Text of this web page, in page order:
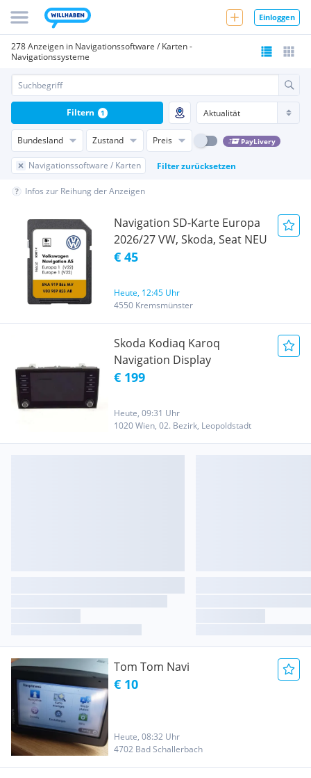
Einloggen
278 Anzeigen in Navigationssoftware / Karten -
Navigationssysteme
Bundesland Zustand Preis PayLivery
Navigationssoftware / Karten Filter zurücksetzen
Filtern 1
Infos zur Reihung der Anzeigen
Navigation SD-Karte Europa
2026/27 VW, Skoda, Seat NEU
€ 45
Heute, 12:45 Uhr
4550 Kremsmünster
Skoda Kodiaq Karoq
Navigation Display
€ 199
Heute, 09:31 Uhr
1020 Wien, 02. Bezirk, Leopoldstadt
Tom Tom Navi
€ 10
Heute, 08:32 Uhr
4702 Bad Schallerbach